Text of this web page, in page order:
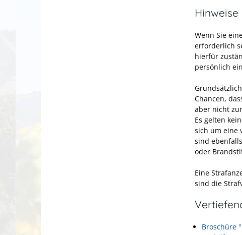
Hinweise
Wenn Sie
erforderlich
hierfür
persönlich
Chancen,
aber nicht
Es gelten
sich um eine
sind
oder
Eine
sind die
Broschüre